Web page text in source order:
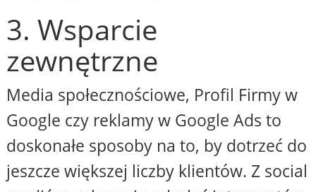
3. Wsparcie
zewnętrzne
Media społecznościowe, Profil Firmy w
Google czy reklamy w Google Ads to
doskonałe sposoby na to, by dotrzeć do
jeszcze większej liczby klientów. Z social